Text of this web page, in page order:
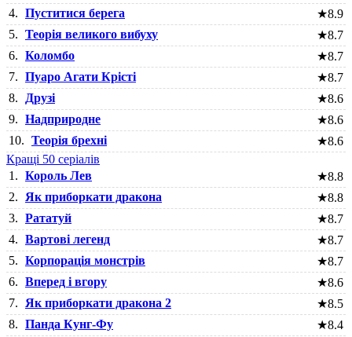
4. Пуститися берега ★8.9
5. Теорія великого вибуху ★8.7
6. Коломбо ★8.7
7. Пуаро Агати Крісті ★8.7
8.
Друзі ★8.6
9. Надприродне ★8.6
10. Теорія брехні ★8.6
Кращі 50 серіалів
1. Король Лев ★8.8
2.
Як приборкати дракона ★8.8
3. Рататуй ★8.7
4. Вартові легенд ★8.7
5. Корпорація монстрів ★8.7
6. Вперед і вгору ★8.6
7.
Як приборкати дракона 2 ★8.5
8. Панда Кунг-Фу ★8.4